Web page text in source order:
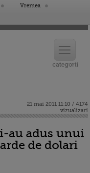
Vremea
21 mai 2011 11:10 / 4174
vizualizari
i-au adus unui
de dolari